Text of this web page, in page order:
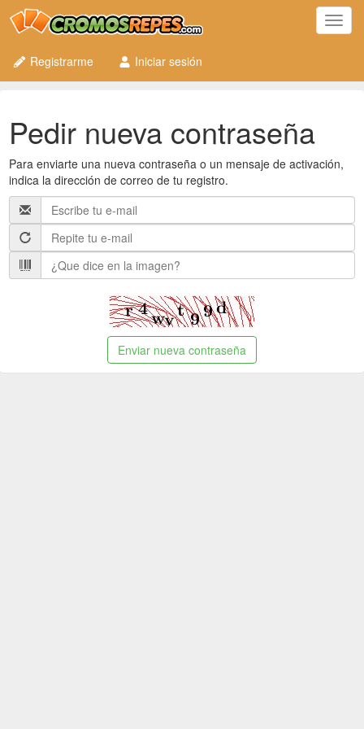
Registrarme
Iniciar sesión
Pedir nueva contraseña
Para enviarte una nueva contraseña o un mensaje de activación,
indica la dirección de correo de tu registro.